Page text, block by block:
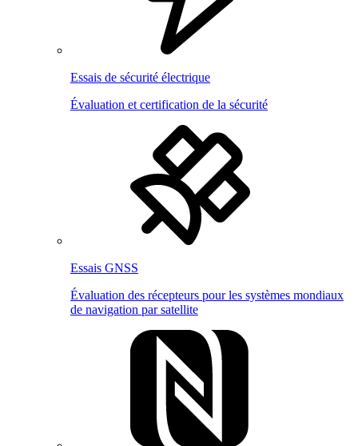
Essais de sécurité électrique
Évaluation et certification de la sécurité
Essais GNSS
Évaluation des récepteurs pour les systèmes mondiaux
de navigation par satellite